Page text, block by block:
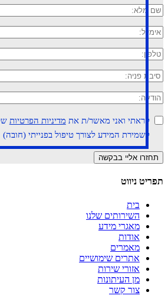
קראתי ואני מאשר/ת את מדיניות הפרטיות
לשמירת המידע לצורך טיפול בפנייתי (חובה)
תפריט ניווט
בית
השירותים שלנו
מאגרי מידע
אודות
מאמרים
אתרים שימושיים
אזורי שירות
מן העיתונות
צור קשר